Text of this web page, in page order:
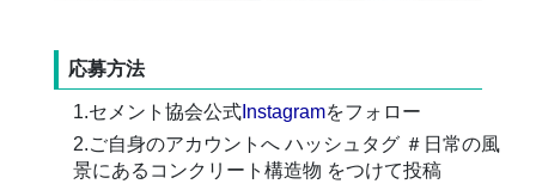
応募方法
1.セメント協会公式Instagramをフォロー
2.ご自身のアカウントへ ハッシュタグ ＃日常の風
景にあるコンクリート構造物 をつけて投稿